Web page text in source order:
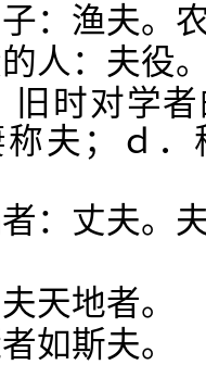
：渔夫。
人：夫役
时对学
夫；ｄ
：丈夫。
天地者。
如斯夫。